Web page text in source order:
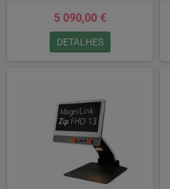
5 090,00 €
DETALHES